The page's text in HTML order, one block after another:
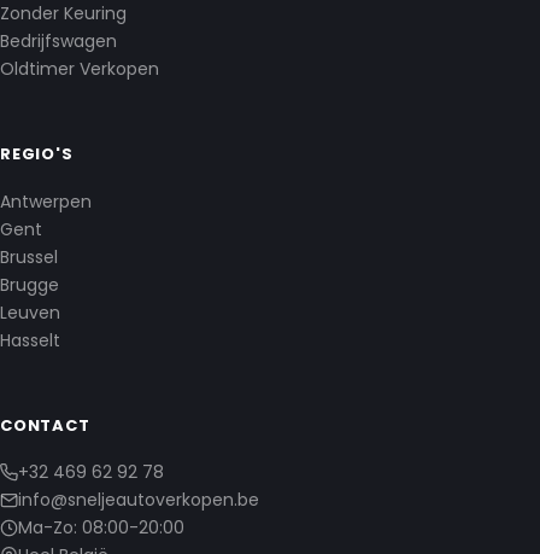
Zonder Keuring
Bedrijfswagen
Oldtimer Verkopen
REGIO'S
Antwerpen
Gent
Brussel
Brugge
Leuven
Hasselt
CONTACT
+32 469 62 92 78
info@sneljeautoverkopen.be
Ma-Zo: 08:00-20:00